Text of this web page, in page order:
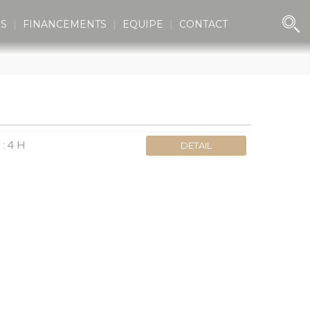
FINANCEMENTS EQUIPE CONTACT
4 H DETAIL